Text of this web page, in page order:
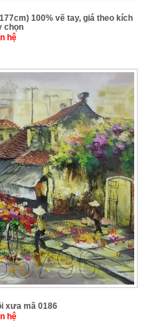
100% vẽ tay, giá theo kích
chọn
hệ
xưa mã 0186
hệ